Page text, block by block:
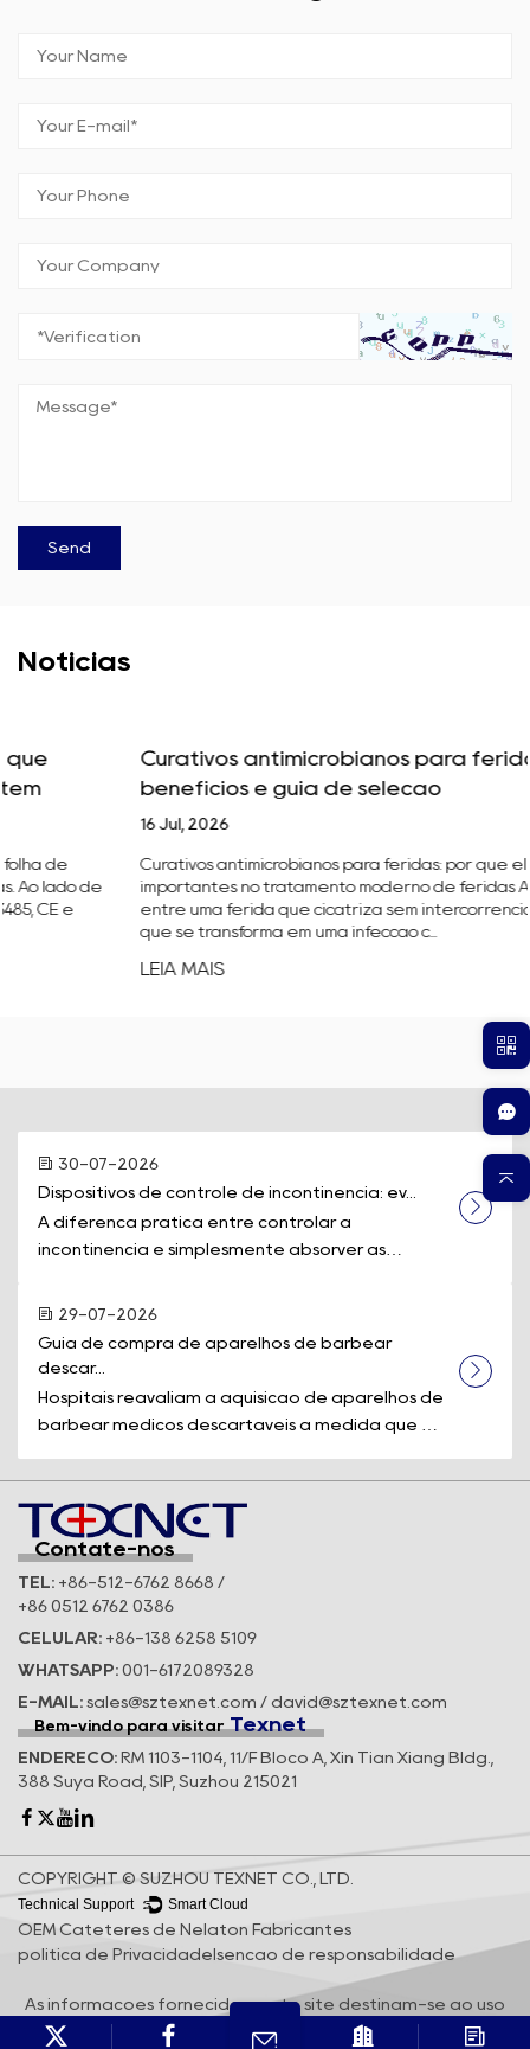
Notícias
Curativos antimicrobianos para feridas: tipos,
benefícios e guia de seleção
Curativos antimicrobianos para feridas: por que eles são
importantes no tratamento moderno de feridas A diferença
entre uma ferida que cicatriza sem intercorrências e outra
que se transforma em uma infecção c...
30-07-2026
Dispositivos de controle de incontinência: ev...
A diferença prática entre controlar a
incontinência e simplesmente absorver as
29-07-2026
Guia de compra de aparelhos de barbear
descar...
Hospitais reavaliam a aquisição de aparelhos de
barbear médicos descartáveis à medida que os
Contate-nos
TEL: +86-512-6762 8668 /
+86 0512 6762 0386
CELULAR: +86-138 6258 5109
WHATSAPP: 001-6172089328
E-MAIL: sales@sztexnet.com / david@sztexnet.com
Bem-vindo para visitar Texnet
ENDEREÇO: RM 1103-1104, 11/F Bloco A, Xin Tian Xiang Bldg.,
388 Suya Road, SIP, Suzhou 215021
COPYRIGHT © SUZHOU TEXNET CO., LTD.
Technical Support ： Smart Cloud
OEM Cateteres de Nelaton Fabricantes
política de Privacidade Isenção de responsabilidade
As informações fornecidas neste site destinam-se ao uso
apenas em países e jurisdições fora da República Popular